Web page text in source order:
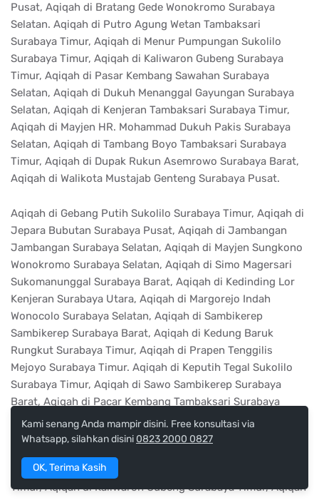
Pusat, Aqiqah di Bratang Gede Wonokromo Surabaya
Selatan. Aqiqah di Putro Agung Wetan Tambaksari
Surabaya Timur, Aqiqah di Menur Pumpungan Sukolilo
Surabaya Timur, Aqiqah di Kaliwaron Gubeng Surabaya
Timur, Aqiqah di Pasar Kembang Sawahan Surabaya
Selatan, Aqiqah di Dukuh Menanggal Gayungan Surabaya
Selatan, Aqiqah di Kenjeran Tambaksari Surabaya Timur,
Aqiqah di Mayjen HR. Mohammad Dukuh Pakis Surabaya
Selatan, Aqiqah di Tambang Boyo Tambaksari Surabaya
Timur, Aqiqah di Dupak Rukun Asemrowo Surabaya Barat,
Aqiqah di Walikota Mustajab Genteng Surabaya Pusat.
Aqiqah di Gebang Putih Sukolilo Surabaya Timur, Aqiqah di
Jepara Bubutan Surabaya Pusat, Aqiqah di Jambangan
Jambangan Surabaya Selatan, Aqiqah di Mayjen Sungkono
Wonokromo Surabaya Selatan, Aqiqah di Simo Magersari
Sukomanunggal Surabaya Barat, Aqiqah di Kedinding Lor
Kenjeran Surabaya Utara, Aqiqah di Margorejo Indah
Wonocolo Surabaya Selatan, Aqiqah di Sambikerep
Sambikerep Surabaya Barat, Aqiqah di Kedung Baruk
Rungkut Surabaya Timur, Aqiqah di Prapen Tenggilis
Mejoyo Surabaya Timur. Aqiqah di Keputih Tegal Sukolilo
Surabaya Timur, Aqiqah di Sawo Sambikerep Surabaya
Barat, Aqiqah di Pacar Kembang Tambaksari Surabaya
Timur, Aqiqah di Gayungan PTT Gayungan Surabaya
Selatan, Aqiqah di Medokan Keputih Sukolilo Surabaya
Timur, Aqiqah di Tambang Boyo Tambaksari Surabaya
Timur, Aqiqah di Kaliwaron Gubeng Surabaya Timur, Aqiqah
Kami senang Anda mampir disini. Free konsultasi via
Whatsapp, silahkan disini 0823 2000 0827
OK, Terima Kasih